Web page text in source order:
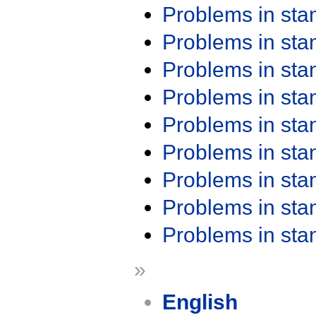
Problems in
Problems in
Problems in
Problems in
Problems in
Problems in
Problems in
Problems in
Problems in
»
English